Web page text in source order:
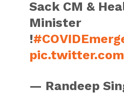
Sack CM &
Minister
!
— Randeep